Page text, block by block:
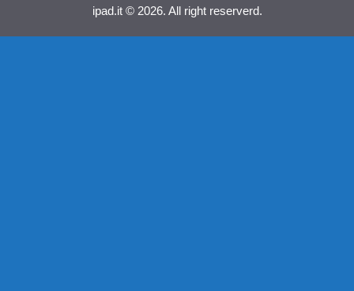
ipad.it © 2026. All right reserverd.